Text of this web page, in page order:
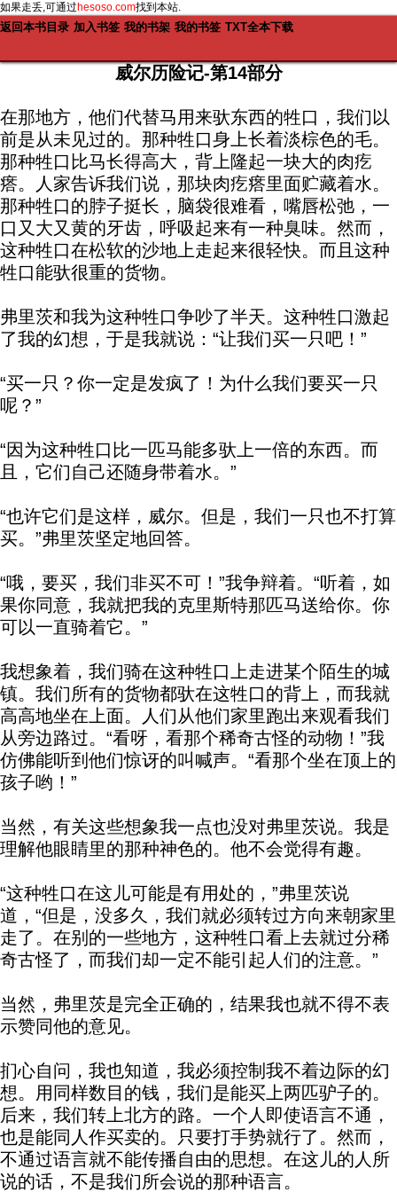
如果走丢,可通过hesoso.com找到本站.
返回本书目录 加入书签 我的书架 我的书签 TXT全本下载
威尔历险记-第14部分
在那地方，他们代替马用来驮东西的牲口，我们以
前是从未见过的。那种牲口身上长着淡棕色的毛。
那种牲口比马长得高大，背上隆起一块大的肉疙
瘩。人家告诉我们说，那块肉疙瘩里面贮藏着水。
那种牲口的脖子挺长，脑袋很难看，嘴唇松弛，一
口又大又黄的牙齿，呼吸起来有一种臭味。然而，
这种牲口在松软的沙地上走起来很轻快。而且这种
牲口能驮很重的货物。
弗里茨和我为这种牲口争吵了半天。这种牲口激起
了我的幻想，于是我就说：“让我们买一只吧！”
“买一只？你一定是发疯了！为什么我们要买一只
呢？”
“因为这种牲口比一匹马能多驮上一倍的东西。而
且，它们自己还随身带着水。”
“也许它们是这样，威尔。但是，我们一只也不打算
买。”弗里茨坚定地回答。
“哦，要买，我们非买不可！”我争辩着。“听着，如
果你同意，我就把我的克里斯特那匹马送给你。你
可以一直骑着它。”
我想象着，我们骑在这种牲口上走进某个陌生的城
镇。我们所有的货物都驮在这牲口的背上，而我就
高高地坐在上面。人们从他们家里跑出来观看我们
从旁边路过。“看呀，看那个稀奇古怪的动物！”我
仿佛能听到他们惊讶的叫喊声。“看那个坐在顶上的
孩子哟！”
当然，有关这些想象我一点也没对弗里茨说。我是
理解他眼睛里的那种神色的。他不会觉得有趣。
“这种牲口在这儿可能是有用处的，”弗里茨说
道，“但是，没多久，我们就必须转过方向来朝家里
走了。在别的一些地方，这种牲口看上去就过分稀
奇古怪了，而我们却一定不能引起人们的注意。”
当然，弗里茨是完全正确的，结果我也就不得不表
示赞同他的意见。
扪心自问，我也知道，我必须控制我不着边际的幻
想。用同样数目的钱，我们是能买上两匹驴子的。
后来，我们转上北方的路。一个人即使语言不通，
也是能同人作买卖的。只要打手势就行了。然而，
不通过语言就不能传播自由的思想。在这儿的人所
说的话，不是我们所会说的那种语言。